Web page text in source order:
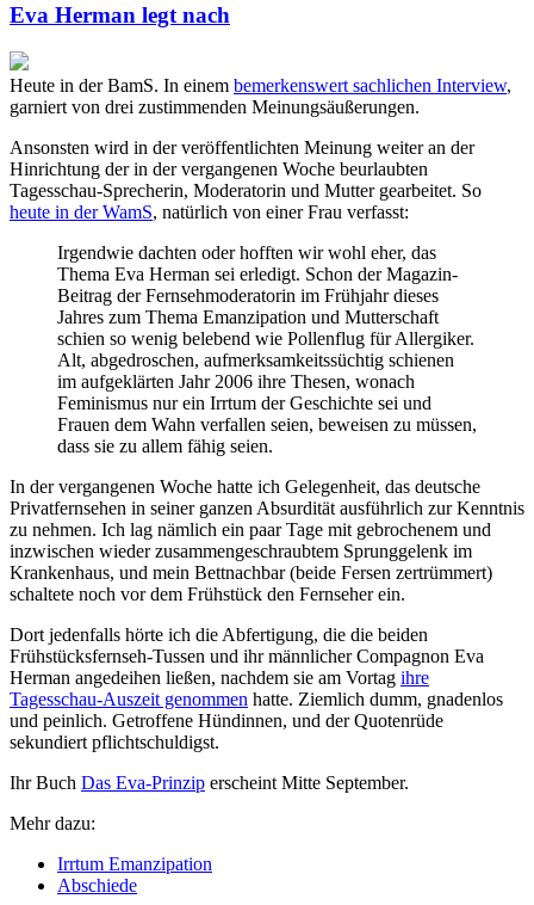
Eva Herman legt nach
Heute in der BamS. In einem bemerkenswert sachlichen Interview,
garniert von drei zustimmenden Meinungsäußerungen.
Ansonsten wird in der veröffentlichten Meinung weiter an der
Hinrichtung der in der vergangenen Woche beurlaubten
Tagesschau-Sprecherin, Moderatorin und Mutter gearbeitet. So
heute in der WamS, natürlich von einer Frau verfasst:
Irgendwie dachten oder hofften wir wohl eher, das
Thema Eva Herman sei erledigt. Schon der Magazin-
Beitrag der Fernsehmoderatorin im Frühjahr dieses
Jahres zum Thema Emanzipation und Mutterschaft
schien so wenig belebend wie Pollenflug für Allergiker.
Alt, abgedroschen, aufmerksamkeitssüchtig schienen
im aufgeklärten Jahr 2006 ihre Thesen, wonach
Feminismus nur ein Irrtum der Geschichte sei und
Frauen dem Wahn verfallen seien, beweisen zu müssen,
dass sie zu allem fähig seien.
In der vergangenen Woche hatte ich Gelegenheit, das deutsche
Privatfernsehen in seiner ganzen Absurdität ausführlich zur Kenntnis
zu nehmen. Ich lag nämlich ein paar Tage mit gebrochenem und
inzwischen wieder zusammengeschraubtem Sprunggelenk im
Krankenhaus, und mein Bettnachbar (beide Fersen zertrümmert)
schaltete noch vor dem Frühstück den Fernseher ein.
Dort jedenfalls hörte ich die Abfertigung, die die beiden
Frühstücksfernseh-Tussen und ihr männlicher Compagnon Eva
Herman angedeihen ließen, nachdem sie am Vortag ihre
Tagesschau-Auszeit genommen hatte. Ziemlich dumm, gnadenlos
und peinlich. Getroffene Hündinnen, und der Quotenrüde
sekundiert pflichtschuldigst.
Ihr Buch Das Eva-Prinzip erscheint Mitte September.
Mehr dazu:
Irrtum Emanzipation
Abschiede